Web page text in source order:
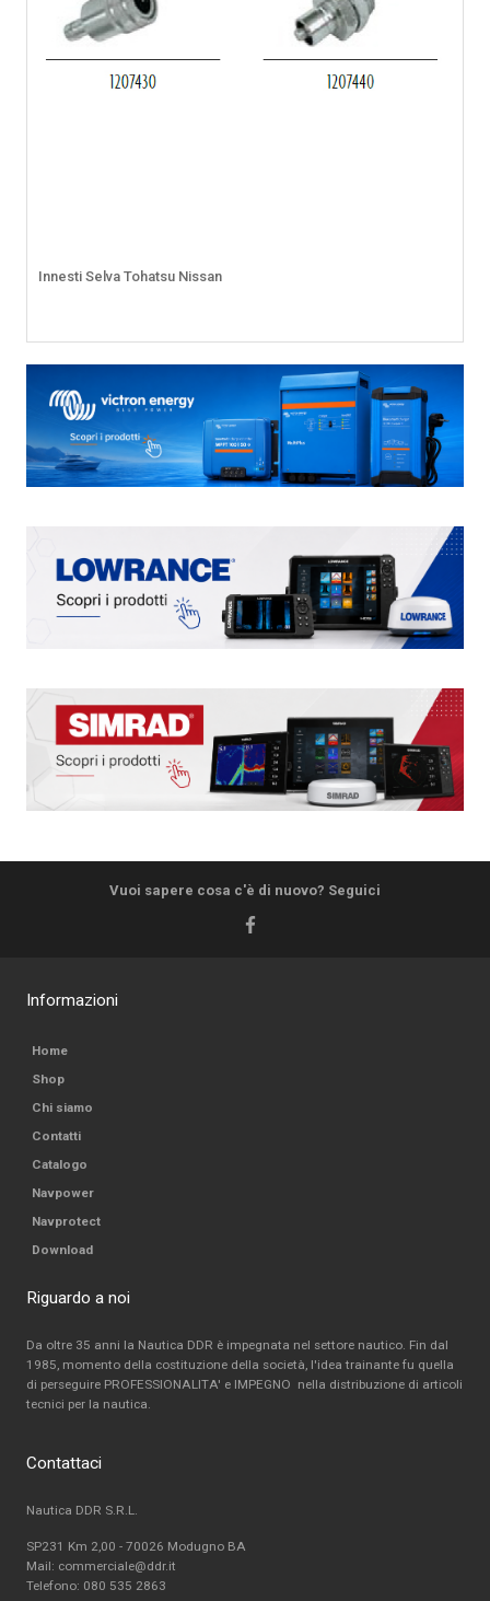
Innesti Selva Tohatsu Nissan
Vuoi sapere cosa c'è di nuovo? Seguici
Informazioni
Home
Shop
Chi siamo
Contatti
Catalogo
Navpower
Navprotect
Download
Riguardo a noi
Da oltre 35 anni la Nautica DDR è impegnata nel settore nautico. Fin dal
1985, momento della costituzione della società, l'idea trainante fu quella
di perseguire PROFESSIONALITA' e IMPEGNO nella distribuzione di articoli
tecnici per la nautica.
Contattaci
Nautica DDR S.R.L.
SP231 Km 2,00 - 70026 Modugno BA
Mail: commerciale@ddr.it
Telefono: 080 535 2863